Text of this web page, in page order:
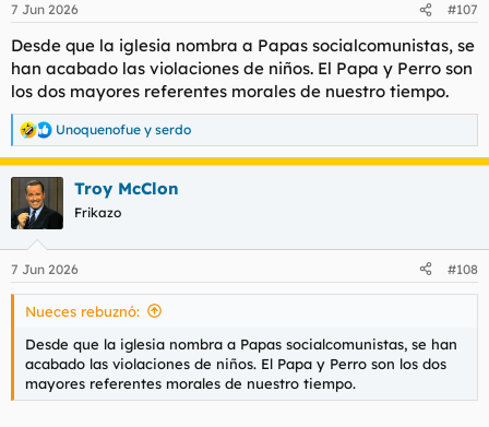
7 Jun 2026 #107
Desde que la iglesia nombra a Papas socialcomunistas, se
han acabado las violaciones de niños. El Papa y Perro son
los dos mayores referentes morales de nuestro tiempo.
R
e
a
c
i
e
s
Unoquenofue y serdo
Troy McClon
Frikazo
7 Jun 2026 #108
Nueces rebuznó:
Desde que la iglesia nombra a Papas socialcomunistas, se han
acabado las violaciones de niños. El Papa y Perro son los dos
mayores referentes morales de nuestro tiempo.